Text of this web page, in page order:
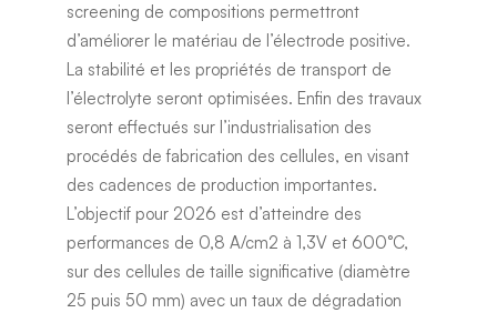
screening de compositions permettront
d’améliorer le matériau de l’électrode positive.
La stabilité et les propriétés de transport de
l’électrolyte seront optimisées. Enfin des travaux
seront effectués sur l’industrialisation des
procédés de fabrication des cellules, en visant
des cadences de production importantes.
L’objectif pour 2026 est d’atteindre des
performances de 0,8 A/cm2 à 1,3V et 600°C,
sur des cellules de taille significative (diamètre
25 puis 50 mm) avec un taux de dégradation